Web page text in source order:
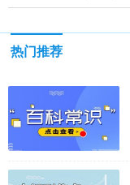
热门推荐